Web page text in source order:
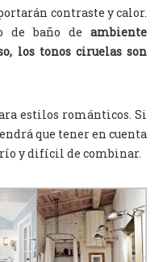
contraste y calor.
de baño de ambiente
los tonos ciruelas son
estilos románticos. Si
que tener en cuenta
y difícil de combinar.